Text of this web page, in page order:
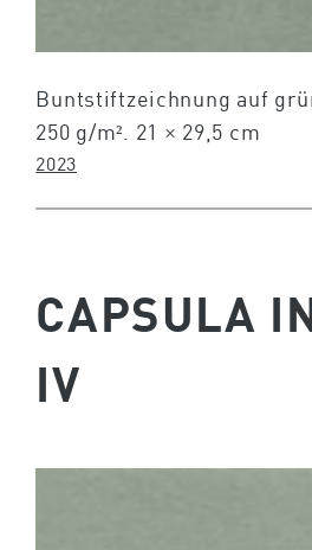
Buntstiftzeichnung auf
250 g/m². 21 × 29,5 cm
2023
CAPSULA
IV